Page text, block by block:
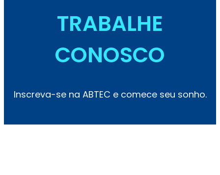
TRABALHE
CONOSCO
Inscreva-se na ABTEC e comece seu sonho.